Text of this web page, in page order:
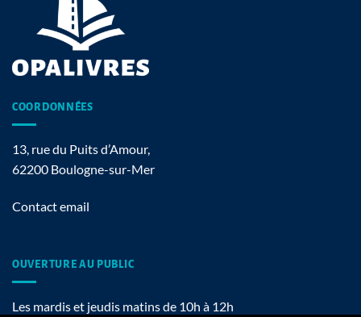
COORDONNÉES
13, rue du Puits d’Amour,
62200 Boulogne-sur-Mer
Contact email
OUVERTURE AU PUBLIC
Les mardis et jeudis matins de 10h à 12h